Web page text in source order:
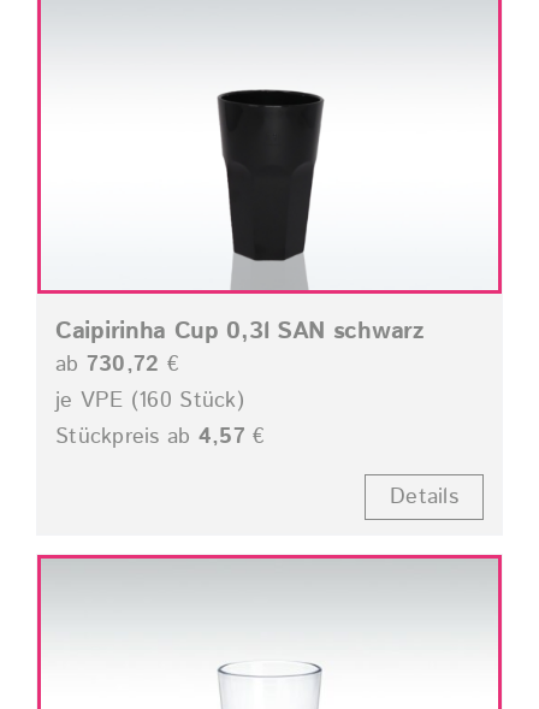
Caipirinha Cup 0,3l SAN schwarz
ab 730,72 €
je VPE (160 Stück)
Stückpreis ab 4,57 €
Details